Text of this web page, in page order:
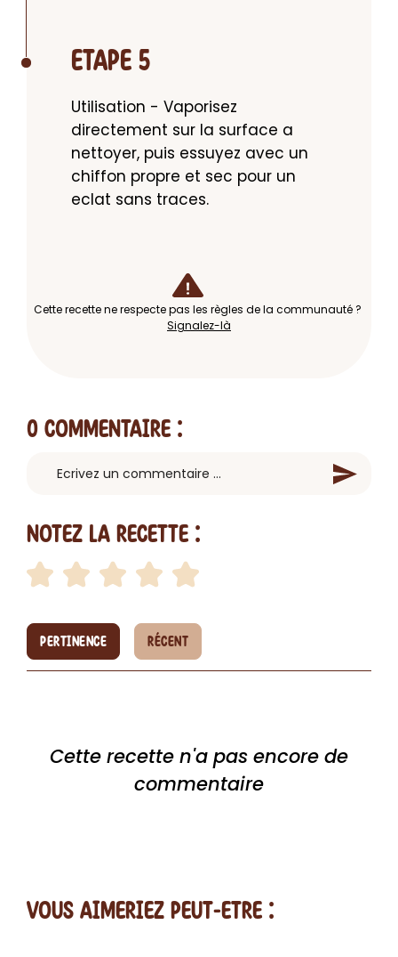
ETAPE 5
Utilisation - Vaporisez
directement sur la surface a
nettoyer, puis essuyez avec un
chiffon propre et sec pour un
eclat sans traces.
Cette recette ne respecte pas les règles de la communauté ?
Signalez-là
0 Commentaire :
Notez la recette :
PERTINENCE RÉCENT
Cette recette n'a pas encore de
commentaire
vous AIMERiEZ PEUT-ETRE :